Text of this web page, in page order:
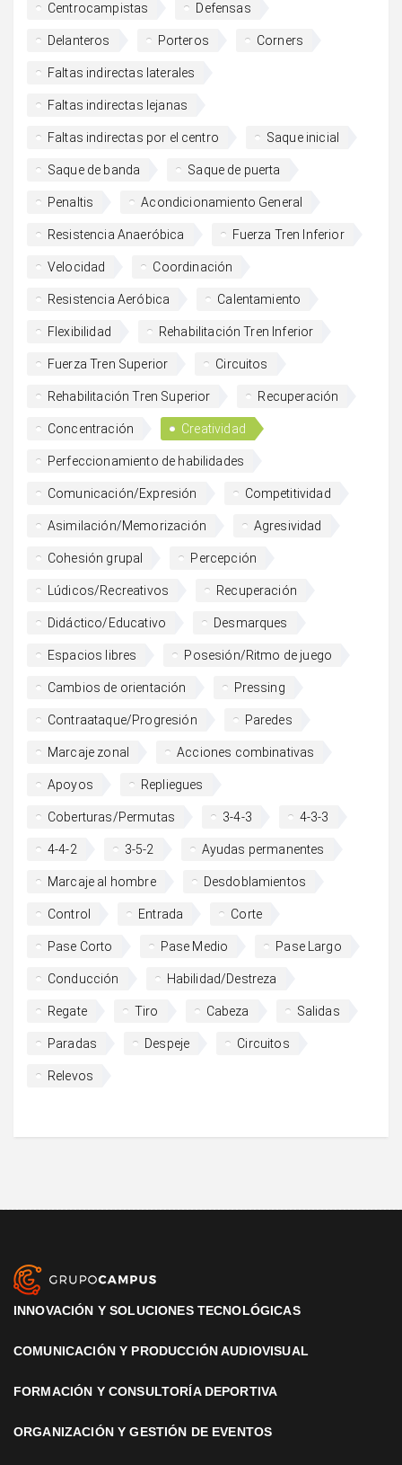
Centrocampistas Defensas
Delanteros Porteros Corners
Faltas indirectas laterales
Faltas indirectas lejanas
Faltas indirectas por el centro Saque inicial
Saque de banda Saque de puerta
Penaltis Acondicionamiento General
Resistencia Anaeróbica Fuerza Tren Inferior
Velocidad Coordinación
Resistencia Aeróbica Calentamiento
Flexibilidad Rehabilitación Tren Inferior
Fuerza Tren Superior Circuitos
Rehabilitación Tren Superior Recuperación
Concentración Creatividad
Perfeccionamiento de habilidades
Comunicación/Expresión Competitividad
Asimilación/Memorización Agresividad
Cohesión grupal Percepción
Lúdicos/Recreativos Recuperación
Didáctico/Educativo Desmarques
Espacios libres Posesión/Ritmo de juego
Cambios de orientación Pressing
Contraataque/Progresión Paredes
Marcaje zonal Acciones combinativas
Apoyos Repliegues
Coberturas/Permutas 3-4-3 4-3-3
4-4-2 3-5-2 Ayudas permanentes
Marcaje al hombre Desdoblamientos
Control Entrada Corte
Pase Corto Pase Medio Pase Largo
Conducción Habilidad/Destreza
Regate Tiro Cabeza Salidas
Paradas Despeje Circuitos
Relevos
INNOVACIÓN Y SOLUCIONES TECNOLÓGICAS
COMUNICACIÓN Y PRODUCCIÓN AUDIOVISUAL
FORMACIÓN Y CONSULTORÍA DEPORTIVA
ORGANIZACIÓN Y GESTIÓN DE EVENTOS